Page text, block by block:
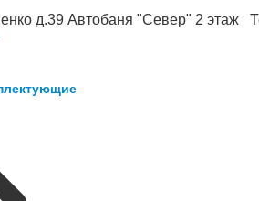
д.39 Автобаня "Север" 2 этаж